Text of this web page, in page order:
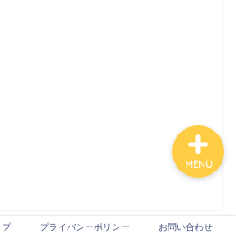
プ プライバシーポリシー お問い合わせ
MENU